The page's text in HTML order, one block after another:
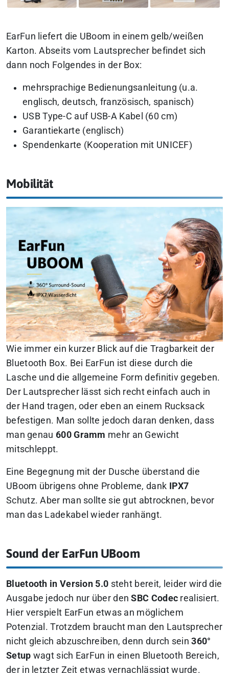
EarFun liefert die UBoom in einem gelb/weißen
Karton. Abseits vom Lautsprecher befindet sich
dann noch Folgendes in der Box:
mehrsprachige Bedienungsanleitung (u.a.
englisch, deutsch, französisch, spanisch)
USB Type-C auf USB-A Kabel (60 cm)
Garantiekarte (englisch)
Spendenkarte (Kooperation mit UNICEF)
Mobilität
Wie immer ein kurzer Blick auf die Tragbarkeit der
Bluetooth Box. Bei EarFun ist diese durch die
Lasche und die allgemeine Form definitiv gegeben.
Der Lautsprecher lässt sich recht einfach auch in
der Hand tragen, oder eben an einem Rucksack
befestigen. Man sollte jedoch daran denken, dass
man genau600 Gramm mehr an Gewicht
mitschleppt.
Eine Begegnung mit der Dusche überstand die
UBoom übrigens ohne Probleme, dank
IPX7
Schutz. Aber man sollte sie gut abtrocknen, bevor
man das Ladekabel wieder ranhängt.
Sound der EarFun UBoom
Bluetooth in Version 5.0 steht bereit, leider wird die
Ausgabe jedoch nur über denSBC Codec realisiert.
Hier verspielt EarFun etwas an möglichem
Potenzial. Trotzdem braucht man den Lautsprecher
nicht gleich abzuschreiben, denn durch sein360°
Setup wagt sich EarFun in einen Bluetooth Bereich,
der in letzter Zeit etwas vernachlässigt wurde.